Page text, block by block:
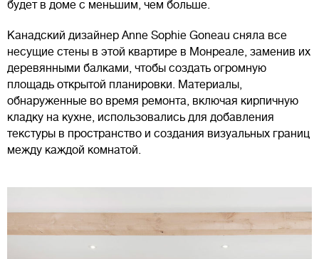
будет в доме с меньшим, чем больше.
Канадский дизайнер Anne Sophie Goneau сняла все
несущие стены в этой квартире в Монреале, заменив их
деревянными балками, чтобы создать огромную
площадь открытой планировки. Материалы,
обнаруженные во время ремонта, включая кирпичную
кладку на кухне, использовались для добавления
текстуры в пространство и создания визуальных границ
между каждой комнатой.